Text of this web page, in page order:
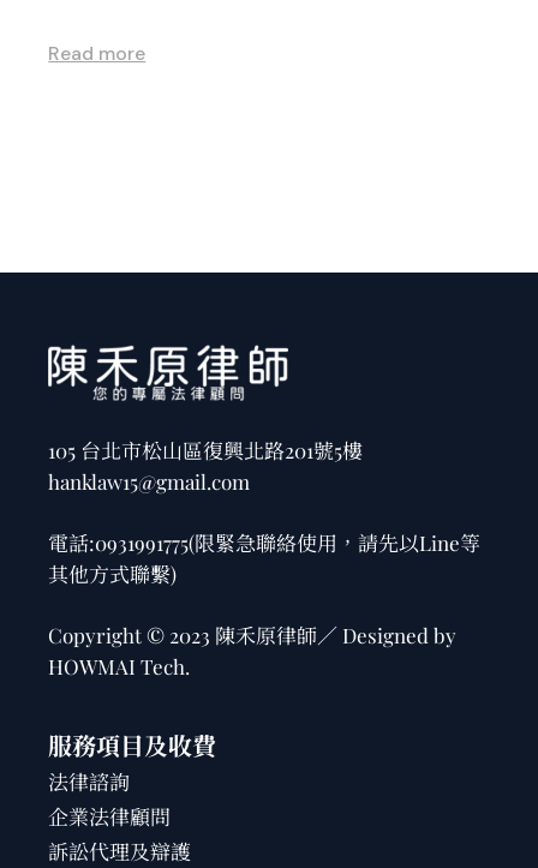
Read more
105 台北市松山區復興北路201號5樓
hanklaw15@gmail.com
電話:0931991775(限緊急聯絡使用，請先以Line等
其他方式聯繫)
Copyright © 2023 陳禾原律師／ Designed by
HOWMAI Tech.
服務項目及收費
法律諮詢
企業法律顧問
訴訟代理及辯護